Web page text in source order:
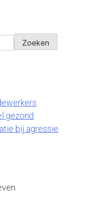
Zoeken
gezond
bij agressie